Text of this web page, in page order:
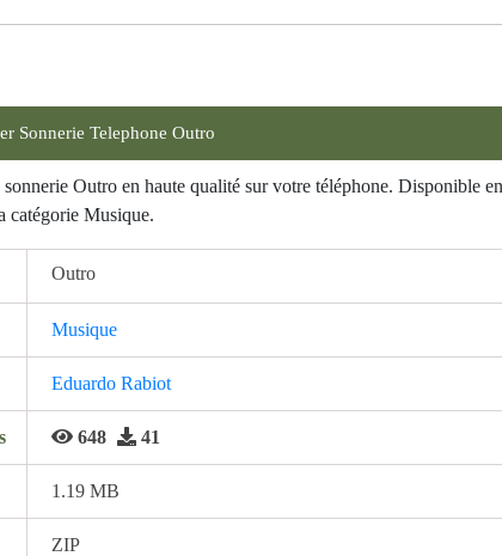
Sonnerie Telephone Outro
Outro en haute qualité sur votre téléphone. Disponible
catégorie Musique.
Outro
Musique
Eduardo Rabiot
648 41
1.19 MB
ZIP